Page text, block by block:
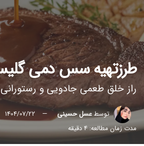
طرزتهیه سس دمی
راز خلق طعمی جادویی و
توسطعسل حسینی
1404/07/22
مدت زمان مطالعه: 4 دقیقه